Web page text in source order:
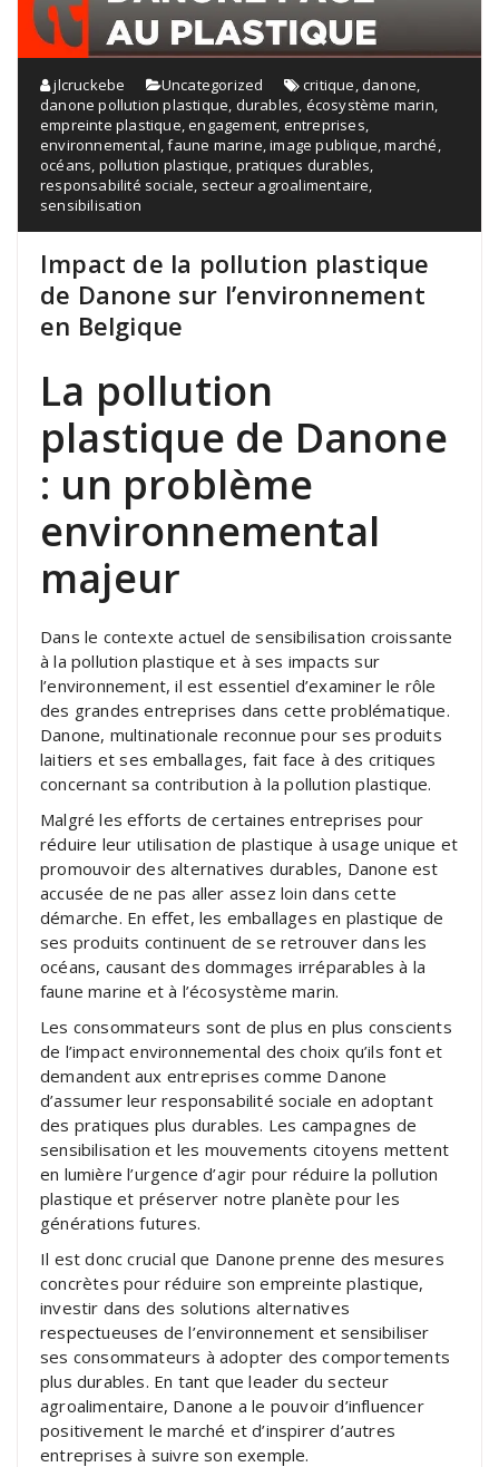
jlcruckebe Uncategorized critique,danone,
danone pollution plastique, durables, écosystème marin,
empreinte plastique,engagement, entreprises,
environnemental,faune marine,image publique,marché,
océans, pollution plastique, pratiques durables,
responsabilité sociale, secteur agroalimentaire,
sensibilisation
Impact de la pollution plastique
de Danone sur l’environnement
en Belgique
La pollution
plastique de Danone
: un problème
environnemental
majeur
Dans le contexte actuel de sensibilisation croissante
à la pollution plastique et à ses impacts sur
l’environnement, il est essentiel d’examiner le rôle
des grandes entreprises dans cette problématique.
Danone, multinationale reconnue pour ses produits
laitiers et ses emballages, fait face à des critiques
concernant sa contribution à la pollution plastique.
Malgré les efforts de certaines entreprises pour
réduire leur utilisation de plastique à usage unique et
promouvoir des alternatives durables, Danone est
accusée de ne pas aller assez loin dans cette
démarche. En effet, les emballages en plastique de
ses produits continuent de se retrouver dans les
océans, causant des dommages irréparables à la
faune marine et à l’écosystème marin.
Les consommateurs sont de plus en plus conscients
de l’impact environnemental des choix qu’ils font et
demandent aux entreprises comme Danone
d’assumer leur responsabilité sociale en adoptant
des pratiques plus durables. Les campagnes de
sensibilisation et les mouvements citoyens mettent
en lumière l’urgence d’agir pour réduire la pollution
plastique et préserver notre planète pour les
générations futures.
Il est donc crucial que Danone prenne des mesures
concrètes pour réduire son empreinte plastique,
investir dans des solutions alternatives
respectueuses de l’environnement et sensibiliser
ses consommateurs à adopter des comportements
plus durables. En tant que leader du secteur
agroalimentaire, Danone a le pouvoir d’influencer
positivement le marché et d’inspirer d’autres
entreprises à suivre son exemple.